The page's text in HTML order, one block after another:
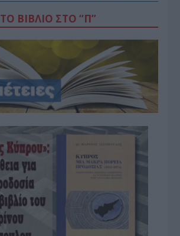
ΤΟ ΒΙΒΛΙΟ ΣΤΟ “Π”